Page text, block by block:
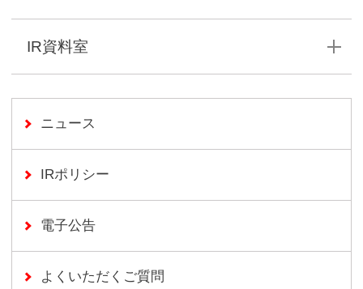
IR資料室
ニュース
IRポリシー
電子公告
よくいただくご質問